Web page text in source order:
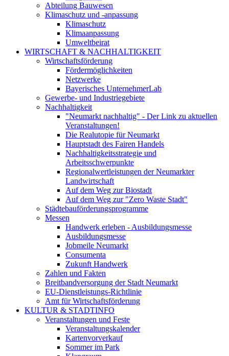
Abteilung Bauwesen
Klimaschutz und -anpassung
Klimaschutz
Klimaanpassung
Umweltbeirat
WIRTSCHAFT & NACHHALTIGKEIT
Wirtschaftsförderung
Fördermöglichkeiten
Netzwerke
Bayerisches UnternehmerLab
Gewerbe- und Industriegebiete
Nachhaltigkeit
"Neumarkt nachhaltig" - Der Link zu aktuellen
Veranstaltungen!
Die Realutopie für Neumarkt
Hauptstadt des Fairen Handels
Nachhaltigkeitsstrategie und
Arbeitsschwerpunkte
Regionalwertleistungen der Neumarkter
Landwirtschaft
Auf dem Weg zur Biostadt
Auf dem Weg zur "Zero Waste Stadt"
Städtebauförderungsprogramme
Messen
Handwerk erleben - Ausbildungsmesse
Ausbildungsmesse
Jobmeile Neumarkt
Consumenta
Zukunft Handwerk
Zahlen und Fakten
Breitbandversorgung der Stadt Neumarkt
EU-Dienstleistungs-Richtlinie
Amt für Wirtschaftsförderung
KULTUR & STADTINFO
Veranstaltungen und Feste
Veranstaltungskalender
Kartenvorverkauf
Sommer im Park